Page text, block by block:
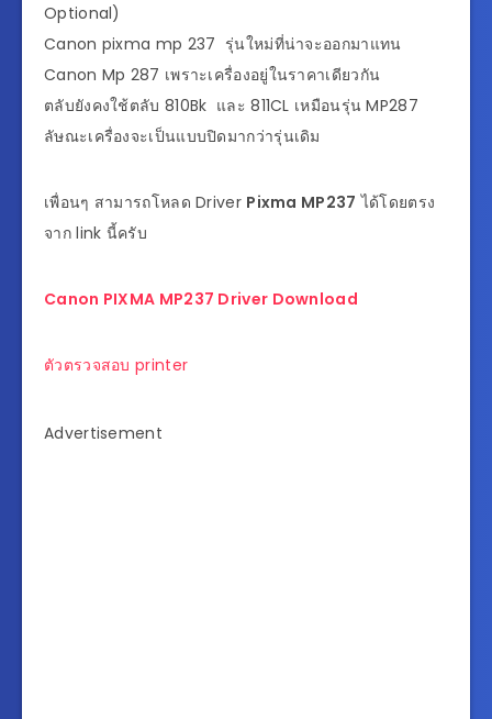
Optional)
Canon pixma mp 237 รุ่นใหม่ที่น่าจะออกมาแทน
Canon Mp 287 เพราะเครื่องอยู่ในราคาเดียวกัน
ตลับยังคงใช้ตลับ 810Bk และ 811CL เหมือนรุ่น MP287
ลัษณะเครื่องจะเป็นแบบปิดมากว่ารุ่นเดิม
เพื่อนๆ สามารถโหลด Driver Pixma MP237 ได้โดยตรง
จาก link นี้ครับ
Canon PIXMA MP237 Driver Download
ตัวตรวจสอบ printer
Advertisement